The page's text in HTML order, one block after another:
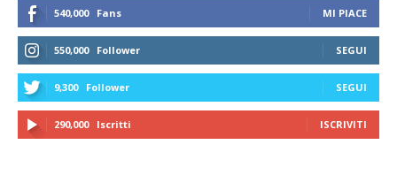
540,000 Fans MI PIACE
550,000 Follower SEGUI
9,300 Follower SEGUI
290,000 Iscritti ISCRIVITI